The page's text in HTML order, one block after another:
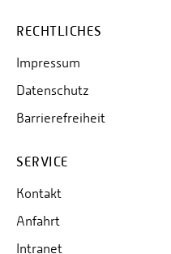
RECHTLICHES
Impressum
Datenschutz
Barrierefreiheit
SERVICE
Kontakt
Anfahrt
Intranet